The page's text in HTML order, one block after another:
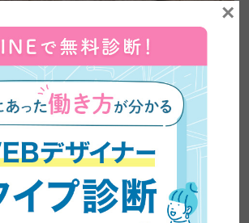
べるWEBデザインスクールを10校ご紹介して
スクール特性とマッチするタイプについては
。
スクロールできます
受講
期間
受講
料
講師
デザ
イン
コー
ディ
×